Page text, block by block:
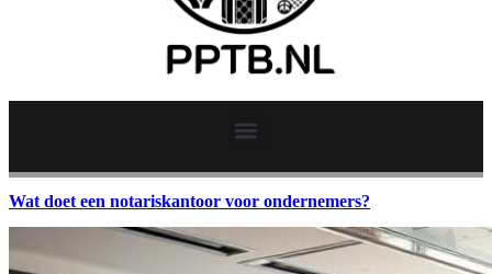
Wat doet een notariskantoor voor ondernemers?